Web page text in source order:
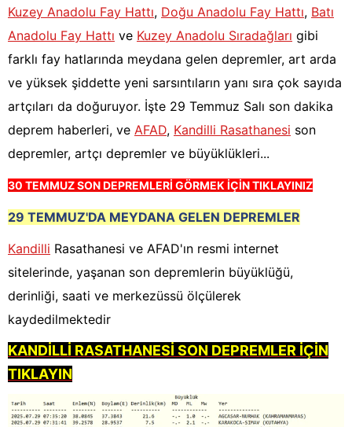
Kuzey Anadolu Fay Hattı, Doğu Anadolu Fay Hattı, Batı
Anadolu Fay Hattı ve Kuzey Anadolu Sıradağları gibi
farklı fay hatlarında meydana gelen depremler, art arda
ve yüksek şiddette yeni sarsıntıların yanı sıra çok sayıda
artçıları da doğuruyor. İşte 29 Temmuz Salı son dakika
deprem haberleri, ve AFAD, Kandilli Rasathanesi son
depremler, artçı depremler ve büyüklükleri...
30 TEMMUZ SON DEPREMLERİ GÖRMEK İÇİN TIKLAYINIZ
29 TEMMUZ'DA MEYDANA GELEN DEPREMLER
Kandilli Rasathanesi ve AFAD'ın resmi internet
sitelerinde, yaşanan son depremlerin büyüklüğü,
derinliği, saati ve merkezüssü ölçülerek
kaydedilmektedir
KANDİLLİ RASATHANESİ SON DEPREMLER İÇİN
TIKLAYIN